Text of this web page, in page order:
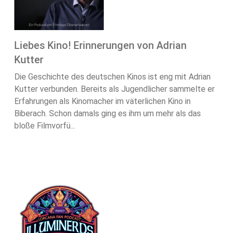
Liebes Kino! Erinnerungen von Adrian
Kutter
Die Geschichte des deutschen Kinos ist eng mit Adrian
Kutter verbunden. Bereits als Jugendlicher sammelte er
Erfahrungen als Kinomacher im väterlichen Kino in
Biberach. Schon damals ging es ihm um mehr als das
bloße Filmvorfü...